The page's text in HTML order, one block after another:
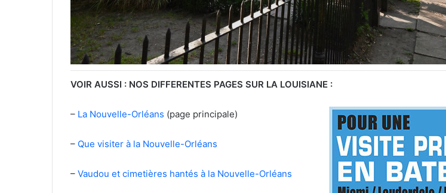
VOIR AUSSI : NOS DIFFERENTES PAGES SUR LA LOUISIANE :
– La Nouvelle-Orléans (page principale)
– Que visiter à la Nouvelle-Orléans
– Vaudou et cimetières hantés à la Nouvelle-Orléans